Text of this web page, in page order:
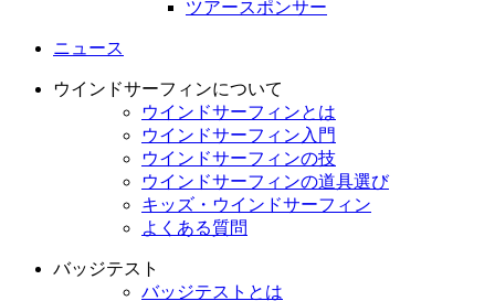
ツアースポンサー
ニュース
ウインドサーフィンについて
ウインドサーフィンとは
ウインドサーフィン入門
ウインドサーフィンの技
ウインドサーフィンの道具選び
キッズ・ウインドサーフィン
よくある質問
バッジテスト
バッジテストとは